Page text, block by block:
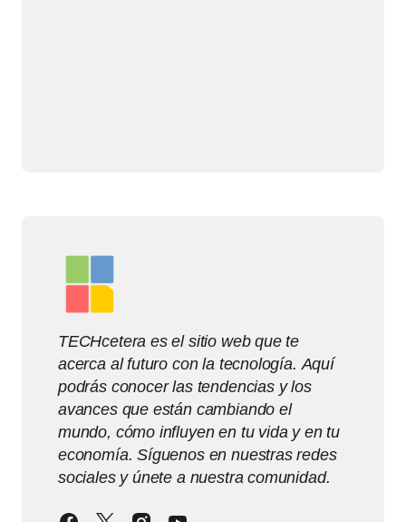
TECHcetera es el sitio web que te
acerca al futuro con la tecnología. Aquí
podrás conocer las tendencias y los
avances que están cambiando el
mundo, cómo influyen en tu vida y en tu
economía. Síguenos en nuestras redes
sociales y únete a nuestra comunidad.